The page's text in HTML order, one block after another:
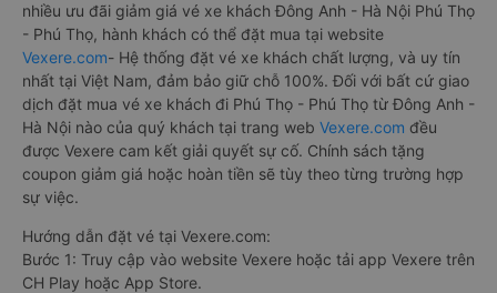
nhiều ưu đãi giảm giá vé xe khách Đông Anh - Hà Nội Phú Thọ
- Phú Thọ, hành khách có thể đặt mua tại website
Vexere.com- Hệ thống đặt vé xe khách chất lượng, và uy tín
nhất tại Việt Nam, đảm bảo giữ chỗ 100%. Đối với bất cứ giao
dịch đặt mua vé xe khách đi Phú Thọ - Phú Thọ từ Đông Anh -
Hà Nội nào của quý khách tại trang web Vexere.com đều
được Vexere cam kết giải quyết sự cố. Chính sách tặng
coupon giảm giá hoặc hoàn tiền sẽ tùy theo từng trường hợp
sự việc.
Hướng dẫn đặt vé tại Vexere.com:
Bước 1: Truy cập vào website Vexere hoặc tải app Vexere trên
CH Play hoặc App Store.